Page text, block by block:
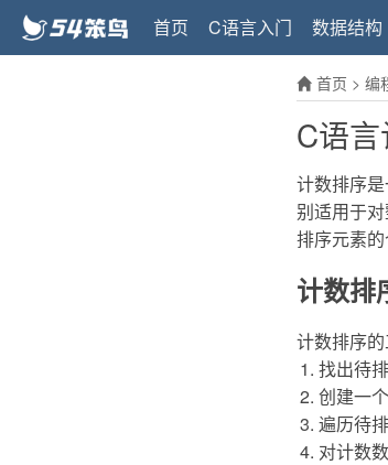
首页 C语言入门 数据结构
首页 > 编
C语言
计数排序
别适用于
排序元素的
计数排
计数排序的
找出待
创建一
遍历待
对计数